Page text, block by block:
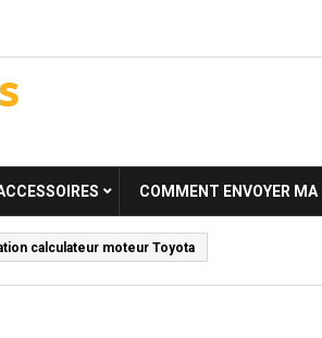
COMMENT ENVOYER MA
calculateur moteur Toyota